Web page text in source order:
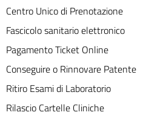
Centro Unico di Prenotazione
Fascicolo sanitario elettronico
Pagamento Ticket Online
Conseguire o Rinnovare Patente
Ritiro Esami di Laboratorio
Rilascio Cartelle Cliniche